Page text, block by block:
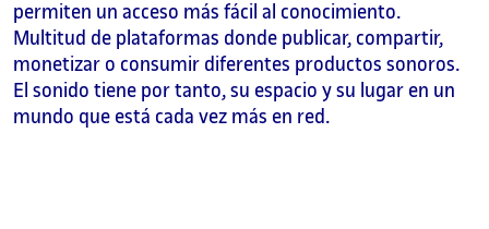
permiten un acceso más fácil al conocimiento.
Multitud de plataformas donde publicar, compartir,
monetizar o consumir diferentes productos sonoros.
El sonido tiene por tanto, su espacio y su lugar en un
mundo que está cada vez más en red.